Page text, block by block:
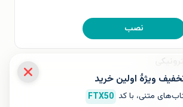
نصب
ورزش و دیابت
متنی، با کد FTX50